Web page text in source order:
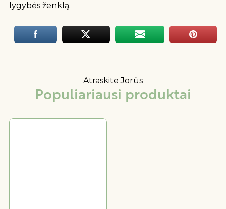
lygybės ženklą.
Atraskite Jorùs
Populiariausi produktai